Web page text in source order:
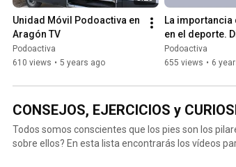
Unidad Móvil Podoactiva en
Aragón TV
Podoactiva
610 views • 5 years ago
La importancia
en el deporte.
Instagram entre
Leyes y Víctor
Podoactiva
655 views • 6
CONSEJOS, EJERCICIOS y
Todos somos conscientes que los pies son los
sobre ellos? En esta lista encontrarás los vídeos